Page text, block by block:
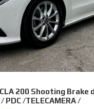
200 Shooting Brake d
PDC /TELECAMERA /